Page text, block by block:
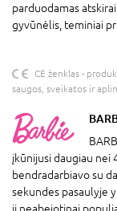
parduodamas
gyvūnėlis, teminiai
CE ženklas -
saugos, sveikatos ir
įkūnijusi daugiau nei
bendradarbiavo su
sekundes pasaulyje
ji neabejotinai